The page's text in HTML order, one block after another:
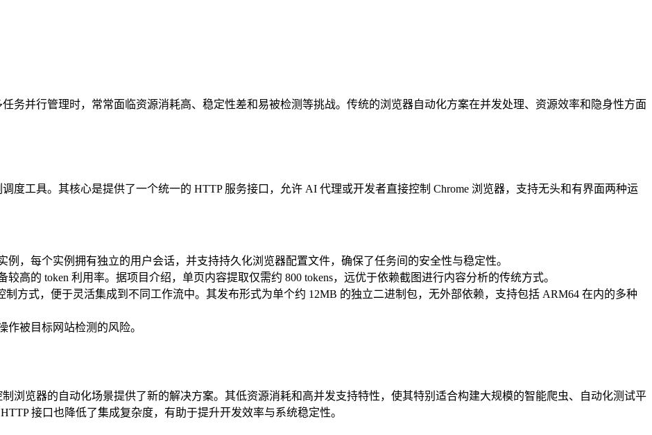
务并行管理时，常常面临资源消耗高、稳定性差和易被检测等挑战。传统的浏览器自动化方案在并发处理、资源效率和隐身性方面
度工具。其核心是提供了一个统一的 HTTP 服务接口，允许 AI 代理或开发者直接控制 Chrome 浏览器，支持无头和有界面两种运
例，每个实例拥有独立的用户会话，并支持持久化浏览器配置文件，确保了任务间的安全性与稳定性。
高的 token 利用率。据项目介绍，单页内容提取仅需约 800 tokens，远优于依赖截图进行内容分析的传统方式。
制方式，便于灵活集成到不同工作流中。其发布形式为单个约 12MB 的独立二进制包，无外部依赖，支持包括 ARM64 在内的多种
作被目标网站检测的风险。
浏览器的自动化场景提供了新的解决方案。其低资源消耗和高并发支持特性，使其特别适合构建大规模的智能爬虫、自动化测试平
接口也降低了集成复杂度，有助于提升开发效率与系统稳定性。